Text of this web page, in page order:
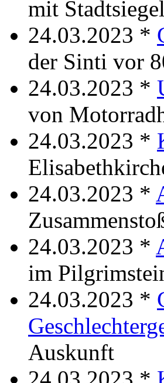
mit
24.03.2023 *
der Sinti vor
24.03.2023 *
von
24.03.2023 *
24.03.2023 *
24.03.2023 *
im
24.03.2023 *
Auskunft